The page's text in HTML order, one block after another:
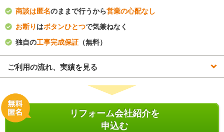
商談は匿名のままで行うから営業の心配なし
お断り はボタンひとつで気兼ねなく
独自の工事完成保証 （無料）
ご利用の流れ、実績を見る
リフォーム会社紹介を
申込む